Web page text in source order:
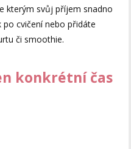
kterým svůj příjem snadno
cvičení nebo přidáte
či smoothie.
konkrétní čas